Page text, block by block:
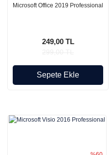
Microsoft Office 2019 Professional
249,00 TL
Sepete Ekle